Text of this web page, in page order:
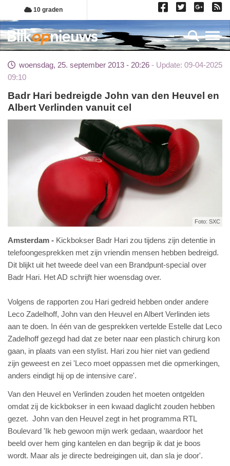
Overslaan
en
naar
de
gaan
10 graden
woensdag, 25. september 2013 - 20:26
Update: 09-04-2025
09:10
Badr Hari bedreigde John van den Heuvel en
Albert Verlinden vanuit cel
Foto: SXC
Amsterdam
Kickbokser Badr Hari zou tijdens zijn detentie in
telefoongesprekken met zijn vriendin mensen hebben bedreigd.
Dit blijkt uit het tweede deel van een Brandpunt-special over
Badr Hari. Het AD schrijft hier woensdag over.
Volgens de rapporten zou Hari gedreid hebben onder andere
Leco Zadelhoff, John van den Heuvel en Albert Verlinden iets
aan te doen. In één van de gesprekken vertelde Estelle dat Leco
Zadelhoff gezegd had dat ze beter naar een plastich chirurg kon
gaan, in plaats van een stylist. Hari zou hier niet van gediend
zijn geweest en zei 'Leco moet oppassen met die opmerkingen,
anders eindigt hij op de intensive care'.
Van den Heuvel en Verlinden zouden het moeten ontgelden
omdat zij de kickbokser in een kwaad daglicht zouden hebben
gezet. John van den Heuvel zegt in het programma RTL
Boulevard 'Ik heb gewoon mijn werk gedaan, waardoor het
beeld over hem ging kantelen en dan begrijp ik dat je boos
wordt. Maar als je directe bedreigingen uit, dan sla je door'.